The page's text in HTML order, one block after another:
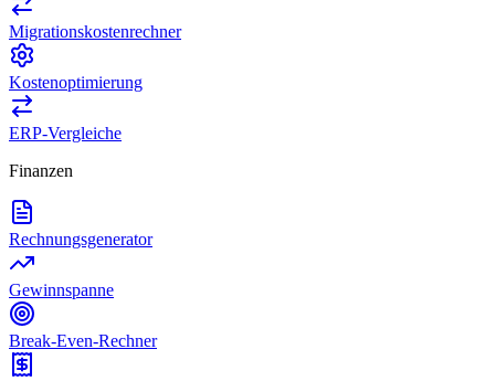
Migrationskostenrechner
Kostenoptimierung
ERP-Vergleiche
Finanzen
Rechnungsgenerator
Gewinnspanne
Break-Even-Rechner